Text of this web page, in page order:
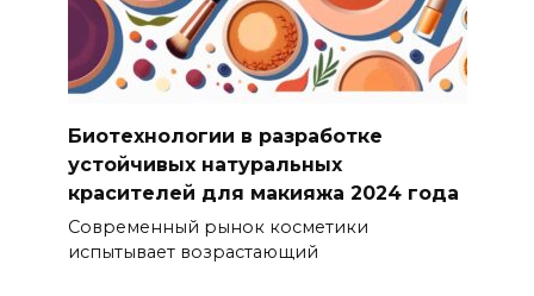
Биотехнологии в разработке
устойчивых натуральных
красителей для макияжа 2024 года
Современный рынок косметики
испытывает возрастающий